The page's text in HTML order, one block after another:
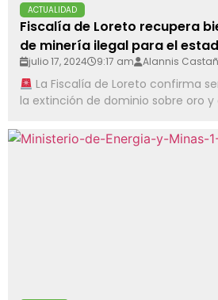
ACTUALIDAD
Fiscalía de Loreto recupera
de minería ilegal para el
julio 17, 2024 9:17 am Alannis
La Fiscalía de Loreto confirma
la extinción de dominio sobre oro y